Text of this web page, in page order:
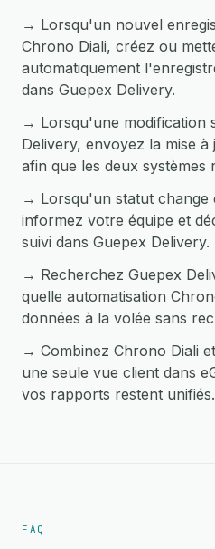
→ Lorsqu'un nouvel
Chrono Diali, créez ou
automatiquement
dans Guepex Delivery.
→ Lorsqu'une modification
Delivery, envoyez la mise
afin que les deux systèmes
→ Lorsqu'un statut change
informez votre équipe et
suivi dans Guepex Delivery.
→ Recherchez Guepex
quelle automatisation
données à la volée sans
→ Combinez Chrono Diali
une seule vue client dans
vos rapports restent unifiés.
FAQ